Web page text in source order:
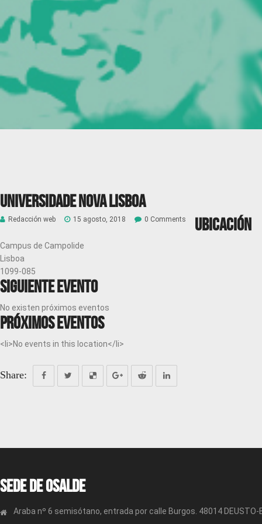
Universidade Nova Lisboa
Redacción web 15 agosto, 2018 0 Comments Ubicación
Campus de Campolide
Lisboa
1099-085
Siguiente evento
No existen próximos eventos
Próximos eventos
<li>No events in this location</li>
Share:
Sede de OSALDE
Araba nº 6 semisótano, entrada por calle Burgos. 48014 DEUSTO-